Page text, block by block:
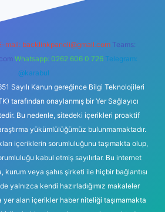
mail: backlinkpaneli@gmail.com Teams:
Whatsapp: 0262 606 0 726 Telegram:
@karabul
Sayılı Kanun gereğince Bilgi Teknolojileri
tarafından onaylanmış bir Yer Sağlayıcı
Bu nedenle, sitedeki içerikleri proaktif
yükümlülüğümüz bulunmamaktadır.
içeriklerin sorumluluğunu taşımakta olup,
kabul etmiş sayılırlar. Bu internet
kurum veya şahıs şirketi ile hiçbir bağlantısı
yalnızca kendi hazırladığımız makaleler
yer alan içerikler haber niteliği taşımamakta